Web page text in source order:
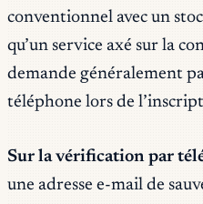
conventionnel avec un
qu’un service axé sur la
demande généralement
téléphone lors de
Sur la vérification par
une adresse e-mail de